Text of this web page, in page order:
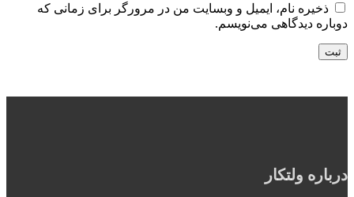
ذخیره نام، ایمیل و وبسایت من در مرورگر برای زمانی که
دوباره دیدگاهی می‌نویسم.
درباره ولتکار